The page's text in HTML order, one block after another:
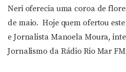
Neri oferecia uma coroa de
de maio. Hoje quem ofertou
e Jornalista Manoela Moura,
Jornalismo da Rádio Rio Mar